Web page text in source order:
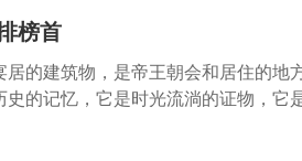
榜首
的建筑物，是帝王朝会和居住的地
的记忆，它是时光流淌的证物，它